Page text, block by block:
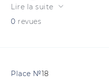
Lire la suite
0 revues
18